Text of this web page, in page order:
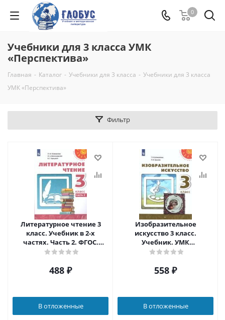
0
Учебники для 3 класса УМК
«Перспектива»
Главная - Каталог - Учебники для 3 класса - Учебники для 3 класса
УМК «Перспектива»
Фильтр
Литературное чтение 3
класс. Учебник в 2-х
частях. Часть 2. ФГОС.
УМК "Перспектива"
488 ₽
В отложенные
Изобразительное
искусство 3 класс.
Учебник. УМК
"Перспектива"
558 ₽
В отложенные